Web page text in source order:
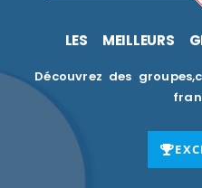
LES MEILLEURS
Découvrez des